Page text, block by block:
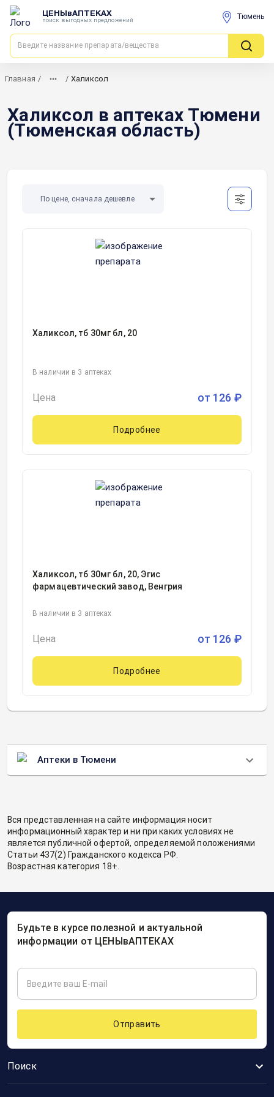
ЦЕНЫвАПТЕКАХ
поиск выгодных предложений Тюмень
Главная / / Халиксол
Халиксол в аптеках Тюмени
(Тюменская область)
По цене, сначала дешевле
Халиксол, тб 30мг бл, 20
В наличии в 3 аптеках
Цена от 126 ₽
Подробнее
Халиксол, тб 30мг бл, 20, Эгис
фармацевтический завод, Венгрия
В наличии в 3 аптеках
Цена от 126 ₽
Подробнее
Аптеки в Тюмени
Вся представленная на сайте информация носит
информационный характер и ни при каких условиях не
является публичной офертой, определяемой положениями
Статьи 437(2) Гражданского кодекса РФ.
Возрастная категория 18+.
Поиск
Будьте в курсе полезной и актуальной
информации от ЦЕНЫвАПТЕКАХ
Отправить